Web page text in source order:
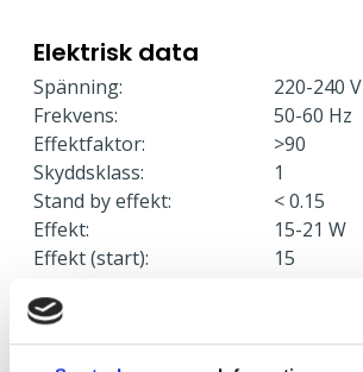
Elektrisk data
Spänning:
220-240 V
Frekvens:
50-60 Hz
Effektfaktor:
>90
Skyddsklass:
1
Stand by effekt:
< 0.15
Effekt:
15-21 W
Effekt (start):
15
Effekt (slut):
Armaturer/C10A säkring:
21